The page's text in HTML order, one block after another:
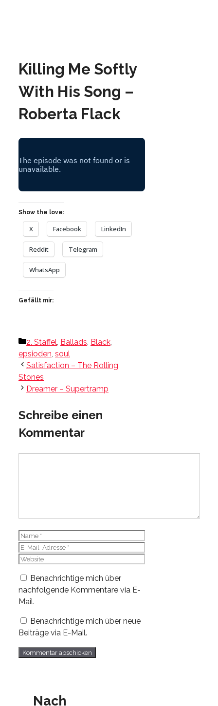
Killing Me Softly
With His Song –
Roberta Flack
Show the love:
X Facebook LinkedIn
Reddit Telegram
WhatsApp
Gefällt mir:
Kategorien
2. Staffel, Ballads, Black,
epsioden, soul
Satisfaction – The Rolling
Stones
Dreamer – Supertramp
Schreibe einen
Kommentar
Name
E-
Mail-
Website
Benachrichtige mich über
nachfolgende Kommentare via E-
Mail.
Benachrichtige mich über neue
Beiträge via E-Mail.
Nach